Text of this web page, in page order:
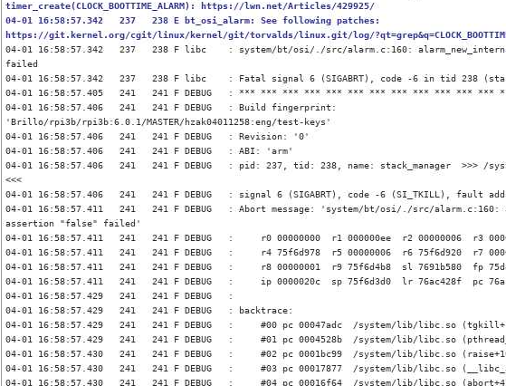
timer_create(CLOCK_BOOTTIME_ALARM): https://lwn.net/Articles/429925/
04-01 16:58:57.342   237   238 E bt_osi_alarm: See following patches:
https://git.kernel.org/cgit/linux/kernel/git/torvalds/linux.git/log/
04-01 16:58:57.342   237   238 F libc    : system/bt/osi/./src/alarm.c:160:
failed
04-01 16:58:57.342   237   238 F libc    : Fatal signal 6 (SIGABRT), code -6 in tid 238
04-01 16:58:57.405   241   241 F DEBUG   : *** *** *** *** *** *** *** *** *** *** *** ***
04-01 16:58:57.406   241   241 F DEBUG   : Build fingerprint:
'Brillo/rpi3b/rpi3b:6.0.1/MASTER/hzak04011258:eng/test-keys'
04-01 16:58:57.406   241   241 F DEBUG   : Revision: '0'
04-01 16:58:57.406   241   241 F DEBUG   : ABI: 'arm'
04-01 16:58:57.406   241   241 F DEBUG   : pid: 237, tid: 238, name: stack_manager  >>> /
<<<
04-01 16:58:57.406   241   241 F DEBUG   : signal 6 (SIGABRT), code -6 (SI_TKILL), fault
04-01 16:58:57.411   241   241 F DEBUG   : Abort message: 'system/bt/osi/./src/alarm.c:160:
assertion "false" failed'
04-01 16:58:57.411   241   241 F DEBUG   :     r0 00000000  r1 000000ee  r2 00000006  r3
04-01 16:58:57.411   241   241 F DEBUG   :     r4 75f6d978  r5 00000006  r6 75f6d920  r7
04-01 16:58:57.411   241   241 F DEBUG   :     r8 00000001  r9 75f6d4b8  sl 7691b580  fp
04-01 16:58:57.411   241   241 F DEBUG   :     ip 0000020c  sp 75f6d3d0  lr 76ac428f  pc
04-01 16:58:57.429   241   241 F DEBUG   :
04-01 16:58:57.429   241   241 F DEBUG   : backtrace:
04-01 16:58:57.429   241   241 F DEBUG   :     #00 pc 00047adc  /system/lib/libc.so
04-01 16:58:57.429   241   241 F DEBUG   :     #01 pc 0004528b  /system/lib/libc.so
04-01 16:58:57.430   241   241 F DEBUG   :     #02 pc 0001bc99  /system/lib/libc.so
04-01 16:58:57.430   241   241 F DEBUG   :     #03 pc 00017877  /system/lib/libc.so
04-01 16:58:57.430   241   241 F DEBUG   :     #04 pc 00016f64  /system/lib/libc.so